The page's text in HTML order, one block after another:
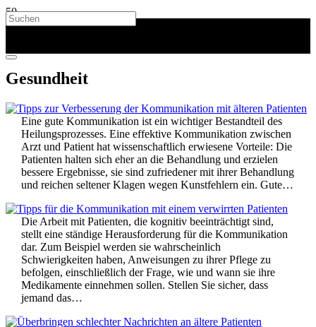
Gesundheit
Eine gute Kommunikation ist ein wichtiger Bestandteil des
Heilungsprozesses. Eine effektive Kommunikation zwischen
Arzt und Patient hat wissenschaftlich erwiesene Vorteile: Die
Patienten halten sich eher an die Behandlung und erzielen
bessere Ergebnisse, sie sind zufriedener mit ihrer Behandlung
und reichen seltener Klagen wegen Kunstfehlern ein. Gute…
Die Arbeit mit Patienten, die kognitiv beeinträchtigt sind,
stellt eine ständige Herausforderung für die Kommunikation
dar. Zum Beispiel werden sie wahrscheinlich
Schwierigkeiten haben, Anweisungen zu ihrer Pflege zu
befolgen, einschließlich der Frage, wie und wann sie ihre
Medikamente einnehmen sollen. Stellen Sie sicher, dass
jemand das…